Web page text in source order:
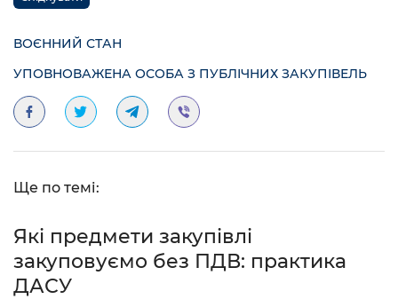
ВОЄННИЙ СТАН
УПОВНОВАЖЕНА ОСОБА З ПУБЛІЧНИХ ЗАКУПІВЕЛЬ
Ще по темі:
Які предмети закупівлі
закуповуємо без ПДВ: практика
ДАСУ